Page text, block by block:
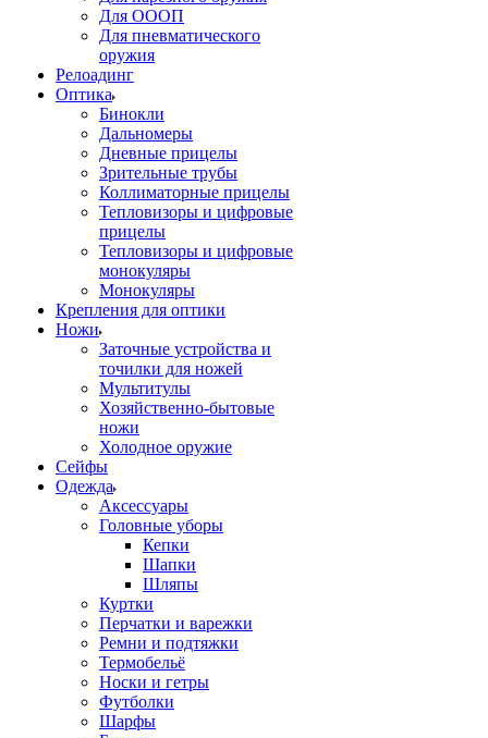
Для ОООП
Для пневматического
оружия
Релоадинг
Оптика
Бинокли
Дальномеры
Дневные прицелы
Зрительные трубы
Коллиматорные прицелы
Тепловизоры и цифровые
прицелы
Тепловизоры и цифровые
монокуляры
Монокуляры
Крепления для оптики
Ножи
Заточные устройства и
точилки для ножей
Мультитулы
Хозяйственно-бытовые
ножи
Холодное оружие
Сейфы
Одежда
Аксессуары
Головные уборы
Кепки
Шапки
Шляпы
Куртки
Перчатки и варежки
Ремни и подтяжки
Термобельё
Носки и гетры
Футболки
Шарфы